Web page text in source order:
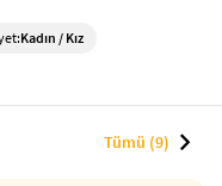
Kadın / Kız
Tümü (9) chevron_right